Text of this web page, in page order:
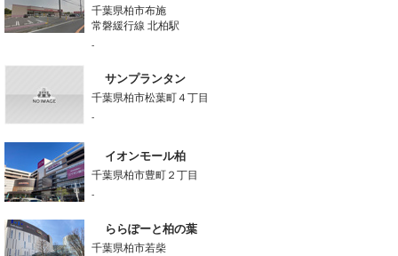
千葉県柏市布施
常磐緩行線 北柏駅
-
サンプランタン
千葉県柏市松葉町４丁目
-
イオンモール柏
千葉県柏市豊町２丁目
-
ららぽーと柏の葉
千葉県柏市若柴